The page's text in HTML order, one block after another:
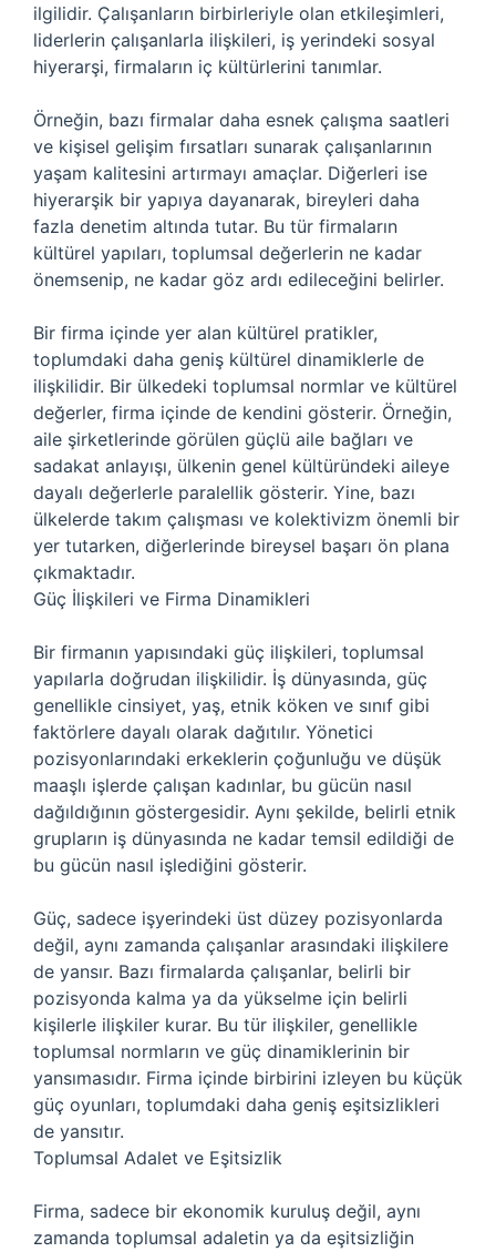
ilgilidir. Çalışanların birbirleriyle olan etkileşimleri,
liderlerin çalışanlarla ilişkileri, iş yerindeki sosyal
hiyerarşi, firmaların iç kültürlerini tanımlar.
Örneğin, bazı firmalar daha esnek çalışma saatleri
ve kişisel gelişim fırsatları sunarak çalışanlarının
yaşam kalitesini artırmayı amaçlar. Diğerleri ise
hiyerarşik bir yapıya dayanarak, bireyleri daha
fazla denetim altında tutar. Bu tür firmaların
kültürel yapıları, toplumsal değerlerin ne kadar
önemsenip, ne kadar göz ardı edileceğini belirler.
Bir firma içinde yer alan kültürel pratikler,
toplumdaki daha geniş kültürel dinamiklerle de
ilişkilidir. Bir ülkedeki toplumsal normlar ve kültürel
değerler, firma içinde de kendini gösterir. Örneğin,
aile şirketlerinde görülen güçlü aile bağları ve
sadakat anlayışı, ülkenin genel kültüründeki aileye
dayalı değerlerle paralellik gösterir. Yine, bazı
ülkelerde takım çalışması ve kolektivizm önemli bir
yer tutarken, diğerlerinde bireysel başarı ön plana
çıkmaktadır.
Güç İlişkileri ve Firma Dinamikleri
Bir firmanın yapısındaki güç ilişkileri, toplumsal
yapılarla doğrudan ilişkilidir. İş dünyasında, güç
genellikle cinsiyet, yaş, etnik köken ve sınıf gibi
faktörlere dayalı olarak dağıtılır. Yönetici
pozisyonlarındaki erkeklerin çoğunluğu ve düşük
maaşlı işlerde çalışan kadınlar, bu gücün nasıl
dağıldığının göstergesidir. Aynı şekilde, belirli etnik
grupların iş dünyasında ne kadar temsil edildiği de
bu gücün nasıl işlediğini gösterir.
Güç, sadece işyerindeki üst düzey pozisyonlarda
değil, aynı zamanda çalışanlar arasındaki ilişkilere
de yansır. Bazı firmalarda çalışanlar, belirli bir
pozisyonda kalma ya da yükselme için belirli
kişilerle ilişkiler kurar. Bu tür ilişkiler, genellikle
toplumsal normların ve güç dinamiklerinin bir
yansımasıdır. Firma içinde birbirini izleyen bu küçük
güç oyunları, toplumdaki daha geniş eşitsizlikleri
de yansıtır.
Toplumsal Adalet ve Eşitsizlik
Firma, sadece bir ekonomik kuruluş değil, aynı
zamanda toplumsal adaletin ya da eşitsizliğin